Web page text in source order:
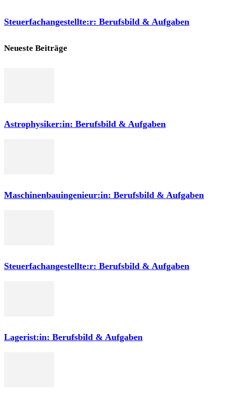
Steuerfachangestellte:r: Berufsbild & Aufgaben
Neueste Beiträge
Astrophysiker:in: Berufsbild & Aufgaben
Maschinenbauingenieur:in: Berufsbild & Aufgaben
Steuerfachangestellte:r: Berufsbild & Aufgaben
Lagerist:in: Berufsbild & Aufgaben